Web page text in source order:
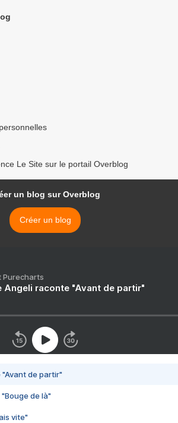
Le Site sur le portail Overblog
un blog sur Overblog
Créer un blog
Purecharts
Angeli raconte "Avant de partir"
"Avant de partir"
"Bouge de là"
vite"